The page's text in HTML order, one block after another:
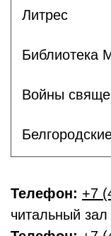
Литрес
Библиотека
Войны
Телефон: +7
читальный зал